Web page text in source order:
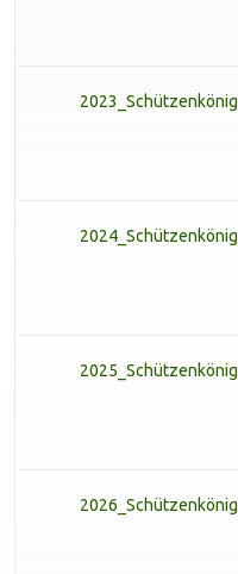
2023_Schützenkönig
2024_Schützenkönig
2025_Schützenkönig
2026_Schützenkönig